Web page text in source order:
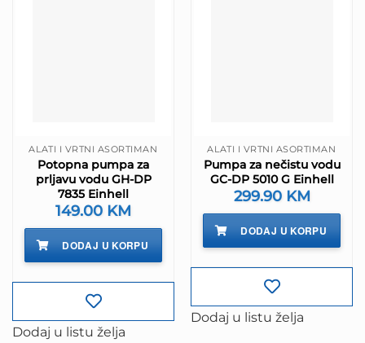
ALATI I VRTNI ASORTIMAN
Potopna pumpa za
prljavu vodu GH-DP
7835 Einhell
149.00 KM
DODAJ U KORPU
Dodaj u listu želja
ALATI I VRTNI ASORTIMAN
Pumpa za nečistu vodu
GC-DP 5010 G Einhell
299.90 KM
DODAJ U KORPU
Dodaj u listu želja